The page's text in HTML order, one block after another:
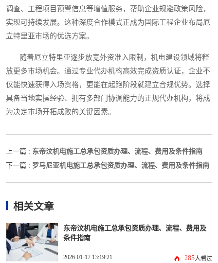
调查、工程项目预警信息等增值服务，帮助企业规避政策风险，
实现可持续发展。这种深度合作模式正成为国际工程企业布局厄
立特里亚市场的优选方案。
随着厄立特里亚逐步放宽外资准入限制，机电建设领域将释
放更多市场机会。通过专业代办机构高效完成资质认证，企业不
仅能快速获得入场资格，更能在起跑阶段就建立合规优势。选择
具备当地实操经验、拥有多部门协调能力的正规代办机构，将成
为决定市场开拓成败的关键因素。
上一篇 : 东帝汶机电施工总承包资质办理、流程、费用及条件指南
下一篇 : 罗马尼亚机电施工总承包资质办理、流程、费用及条件指南
相关文章
东帝汶机电施工总承包资质办理、流程、费用及
条件指南
2026-01-17 13:19:21 285人看过